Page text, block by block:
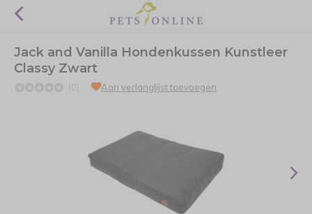
Jack and Vanilla Hondenkussen Kunstleer
Classy Zwart
(0) Aan verlanglijst toevoegen